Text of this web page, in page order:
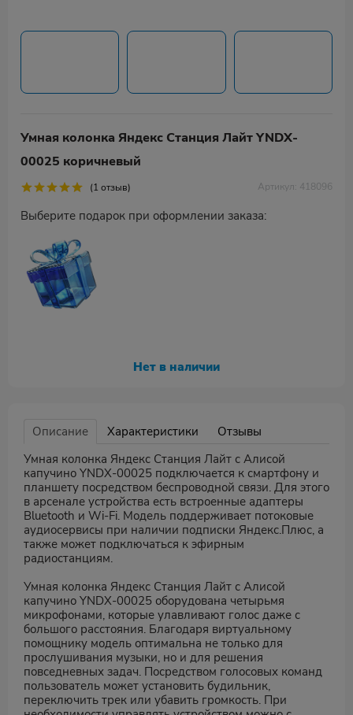
Умная колонка Яндекс Станция Лайт YNDX-
00025 коричневый
(1 отзыв) Артикул: 418096
Выберите подарок при оформлении заказа:
Нет в наличии
Описание Характеристики
Отзывы
Умная колонка Яндекс Станция Лайт с Алисой
капучино YNDX-00025 подключается к смартфону и
планшету посредством беспроводной связи. Для этого
в арсенале устройства есть встроенные адаптеры
Bluetooth и Wi-Fi. Модель поддерживает потоковые
аудиосервисы при наличии подписки Яндекс.Плюс, а
также может подключаться к эфирным
радиостанциям.
Умная колонка Яндекс Станция Лайт с Алисой
капучино YNDX-00025 оборудована четырьмя
микрофонами, которые улавливают голос даже с
большого расстояния. Благодаря виртуальному
помощнику модель оптимальна не только для
прослушивания музыки, но и для решения
повседневных задач. Посредством голосовых команд
пользователь может установить будильник,
переключить трек или убавить громкость. При